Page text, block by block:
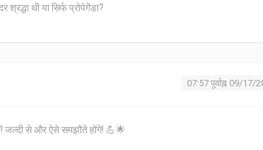
थी या सिर्फ प्रोपेगेंडा?
07:57 पूर्वाह्न 09/17/
जल्दी से और ऐसे समझौते होंगे! 💪🌟